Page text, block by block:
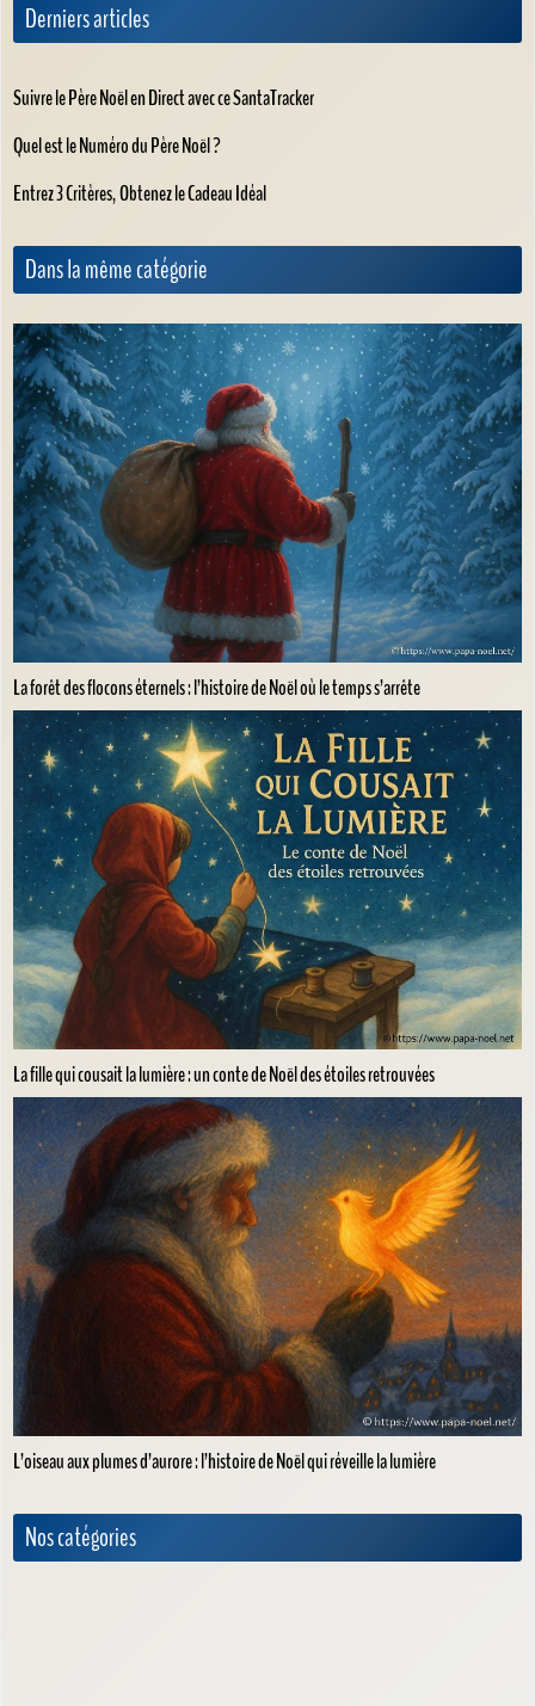
Derniers articles
Suivre le Père Noël en Direct avec ce SantaTracker
Quel est le Numéro du Père Noël ?
Entrez 3 Critères, Obtenez le Cadeau Idéal
Dans la même catégorie
La forêt des flocons éternels : l’histoire de Noël où le temps s’arrête
La fille qui cousait la lumière : un conte de Noël des étoiles retrouvées
L’oiseau aux plumes d’aurore : l’histoire de Noël qui réveille la lumière
Nos catégories